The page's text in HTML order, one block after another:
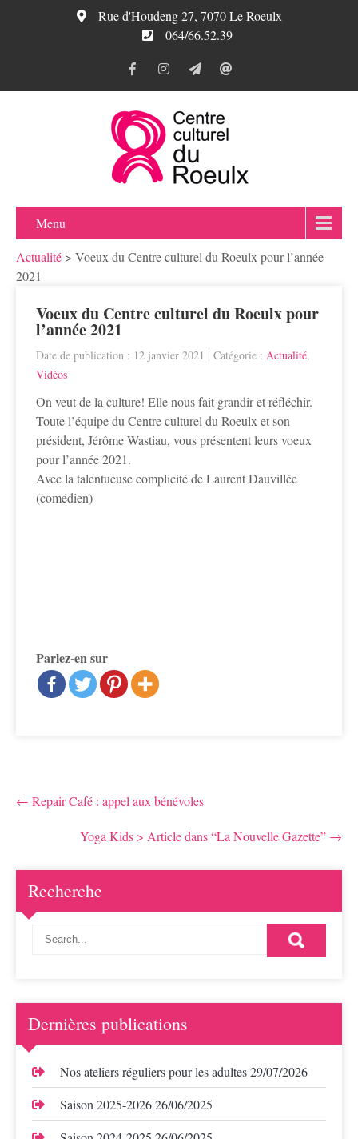
Rue d'Houdeng 27, 7070 Le Roeulx
064/66.52.39
Menu
Actualité > Voeux du Centre culturel du Roeulx pour l’année
2021
Voeux du Centre culturel du Roeulx pour
l’année 2021
Date de publication : 12 janvier 2021 | Catégorie : Actualité,
Vidéos
On veut de la culture! Elle nous fait grandir et réfléchir.
Toute l’équipe du Centre culturel du Roeulx et son
président, Jérôme Wastiau, vous présentent leurs voeux
pour l’année 2021.
Avec la talentueuse complicité de Laurent Dauvillée
(comédien)
Parlez-en sur
navigation
← Repair Café : appel aux bénévoles
Yoga Kids > Article dans “La Nouvelle Gazette” →
Recherche
Dernières publications
Nos ateliers réguliers pour les adultes29/07/2026
Saison 2025-202626/06/2025